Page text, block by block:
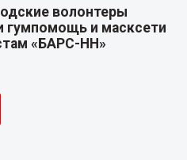
волонтеры
гумпомощь и масксети
«БАРС-НН»